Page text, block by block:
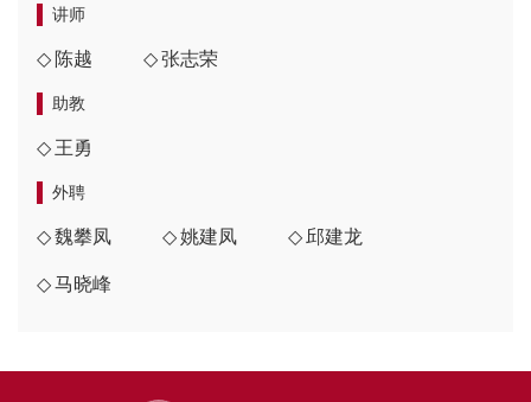
讲师
陈越 张志荣
助教
王勇
外聘
魏攀凤 姚建凤 邱建龙
马晓峰